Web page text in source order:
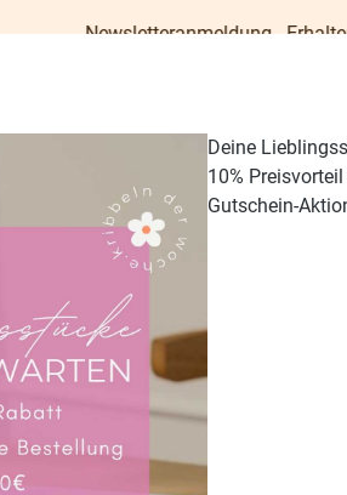
- Erhalten Sie Ihren
KÜCHE GESCHENKE
Deine
10%
Gutschein-